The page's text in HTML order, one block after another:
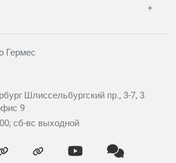
Гермес
Шлиссельбургский пр., 3-7, 3
9
сб-вс выходной